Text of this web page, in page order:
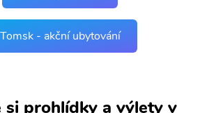
Tomsk - akční ubytování
si prohlídky a výlety v